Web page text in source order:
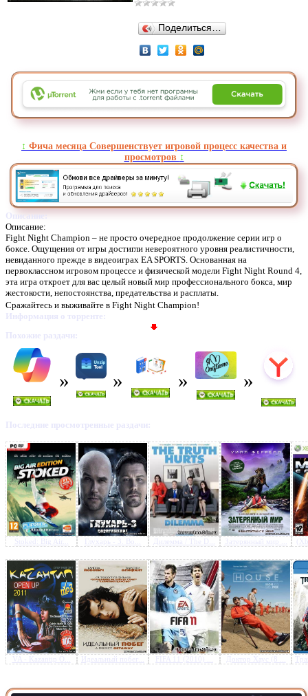
Поделиться…
↕️ Фича месяца Совершенствует игровой процесс качества и
просмотров ↕️
Описание:
Описание:
Fight Night Champion – не просто очередное продолжение серии игр о
боксе. Ощущения от игры достигли невероятного уровня реалистичности,
невиданного прежде в видеоиграх EA SPORTS. Основанная на
первоклассном игровом процессе и физической модели Fight Night Round 4,
эта игра откроет для вас целый новый мир профессионального бокса, мир
жестокости, непостоянства, предательства и расплаты.
Сражайтесь и выживайте в Fight Night Champion!
Информация о торренте:
Похожие раздачи:
Последние просмотренные раздачи:
Stoked: Big Air... Глухарь - 3. Во... Дилемма / The D... Затерянный мир ...
VA - Kazantip O... Идеальный побег... FIFA 11 (2010) ... Доктор Хаус (8 ...